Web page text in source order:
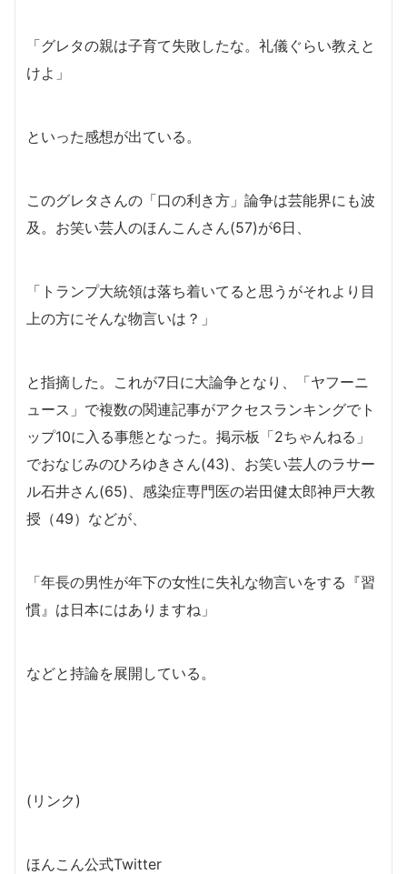
「グレタの親は子育て失敗したな。礼儀ぐらい教えと
けよ」
といった感想が出ている。
このグレタさんの「口の利き方」論争は芸能界にも波
及。お笑い芸人のほんこんさん(57)が6日、
「トランプ大統領は落ち着いてると思うがそれより目
上の方にそんな物言いは？」
と指摘した。これが7日に大論争となり、「ヤフーニ
ュース」で複数の関連記事がアクセスランキングでト
ップ10に入る事態となった。掲示板「2ちゃんねる」
でおなじみのひろゆきさん(43)、お笑い芸人のラサー
ル石井さん(65)、感染症専門医の岩田健太郎神戸大教
授（49）などが、
「年長の男性が年下の女性に失礼な物言いをする『習
慣』は日本にはありますね」
などと持論を展開している。
(リンク)
ほんこん公式Twitter